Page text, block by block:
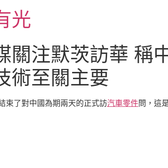
光
關注默茨訪華 稱
術至關主要
束了對中國為期兩天的正式訪汽車零件問，這